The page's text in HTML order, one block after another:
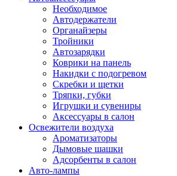
Необходимое
Автодержатели
Органайзеры
Тройники
Автозарядки
Коврики на панель
Накидки с подогревом
Скребки и щетки
Тряпки, губки
Игрушки и сувениры
Аксессуары в салон
Освежители воздуха
Ароматизаторы
Дымовые шашки
Адсорбенты в салон
Авто-лампы